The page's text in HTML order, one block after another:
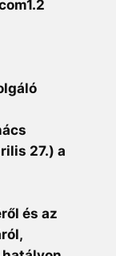
27.) a
és az